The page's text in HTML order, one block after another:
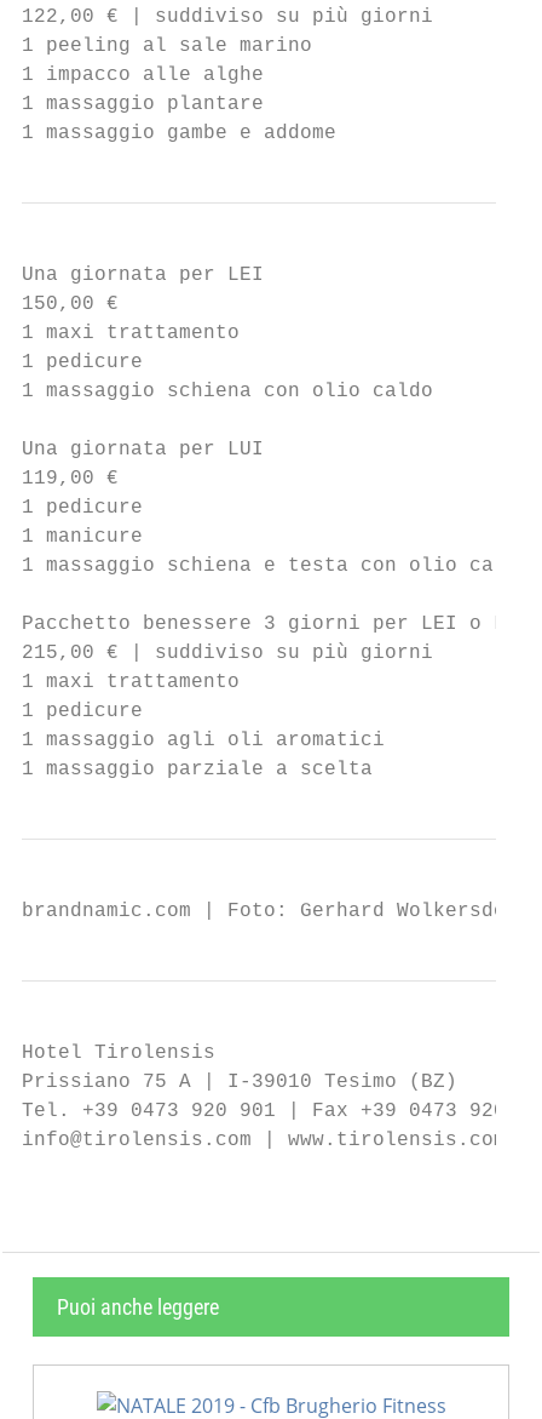
122,00 € | suddiviso su più giorni
1 peeling al sale marino
1 impacco alle alghe                         1
1 massaggio plantare
1 massaggio gambe e addome
Una giornata per LEI
150,00 €
1 maxi trattamento
1 pedicure
1 massaggio schiena con olio caldo
Una giornata per LUI
119,00 €
1 pedicure
1 manicure
1 massaggio schiena e testa con olio caldo
Pacchetto benessere 3 giorni per LEI o LUI
215,00 € | suddiviso su più giorni
1 maxi trattamento
1 pedicure
1 massaggio agli oli aromatici
1 massaggio parziale a scelta
brandnamic.com | Foto: Gerhard
Hotel Tirolensis
Prissiano 75 A | I-39010 Tesimo (BZ)
Tel. +39 0473 920 901 | Fax +39 0473 920
info@tirolensis.com | www.tirolensis.com
Puoi anche leggere